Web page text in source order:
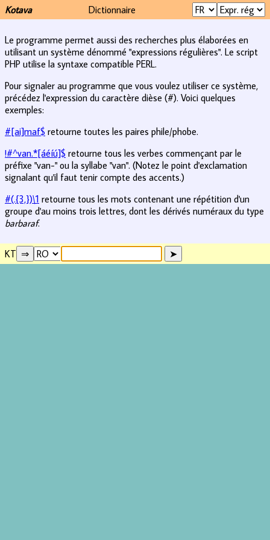
Kotava Dictionnaire
Le programme permet aussi des recherches plus élaborées en
utilisant un système dénommé "expressions régulières". Le script
PHP utilise la syntaxe compatible PERL.
Pour signaler au programme que vous voulez utiliser ce système,
précédez l'expression du caractère dièse (#). Voici quelques
exemples:
#[ai]maf$ retourne toutes les paires phile/phobe.
!#^van.*[áéíú]$ retourne tous les verbes commençant par le
préfixe "van-" ou la syllabe "van". (Notez le point d'exclamation
signalant qu'il faut tenir compte des accents.)
#(.{3,})\1 retourne tous les mots contenant une répétition d'un
groupe d'au moins trois lettres, dont les dérivés numéraux du type
barbaraf.
KT